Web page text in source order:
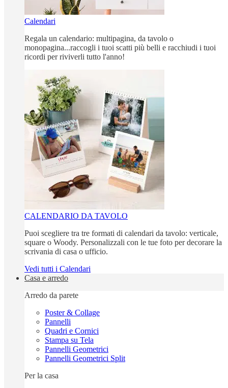
Calendari
Regala un calendario: multipagina, da tavolo o
monopagina...raccogli i tuoi scatti più belli e racchiudi i tuoi
ricordi per riviverli tutto l'anno!
CALENDARIO DA TAVOLO
Puoi scegliere tra tre formati di calendari da tavolo: verticale,
square o Woody. Personalizzali con le tue foto per decorare la
scrivania di casa o ufficio.
Vedi tutti i Calendari
Casa e arredo
Arredo da parete
Poster & Collage
Pannelli
Quadri e Cornici
Stampa su Tela
Pannelli Geometrici
Pannelli Geometrici Split
Per la casa